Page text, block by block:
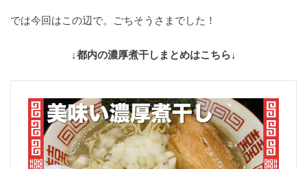
では今回はこの辺で。ごちそうさまでした！
↓都内の濃厚煮干しまとめはこちら↓